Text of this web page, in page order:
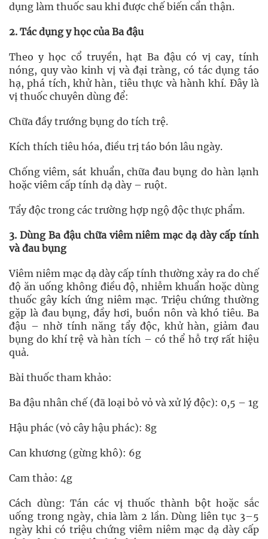
dụng làm thuốc sau khi được chế biến cẩn thận.
2. Tác dụng y học của Ba đậu
Theo y học cổ truyền, hạt Ba đậu có vị cay, tính
nóng, quy vào kinh vị và đại tràng, có tác dụng táo
hạ, phá tích, khử hàn, tiêu thực và hành khí. Đây là
vị thuốc chuyên dùng để:
Chữa đầy trướng bụng do tích trệ.
Kích thích tiêu hóa, điều trị táo bón lâu ngày.
Chống viêm, sát khuẩn, chữa đau bụng do hàn lạnh
hoặc viêm cấp tính dạ dày – ruột.
Tẩy độc trong các trường hợp ngộ độc thực phẩm.
3. Dùng Ba đậu chữa viêm niêm mạc dạ dày cấp tính
và đau bụng
Viêm niêm mạc dạ dày cấp tính thường xảy ra do chế
độ ăn uống không điều độ, nhiễm khuẩn hoặc dùng
thuốc gây kích ứng niêm mạc. Triệu chứng thường
gặp là đau bụng, đầy hơi, buồn nôn và khó tiêu. Ba
đậu – nhờ tính năng tẩy độc, khử hàn, giảm đau
bụng do khí trệ và hàn tích – có thể hỗ trợ rất hiệu
quả.
Bài thuốc tham khảo:
Ba đậu nhân chế (đã loại bỏ vỏ và xử lý độc): 0,5 – 1g
Hậu phác (vỏ cây hậu phác): 8g
Can khương (gừng khô): 6g
Cam thảo: 4g
Cách dùng: Tán các vị thuốc thành bột hoặc sắc
uống trong ngày, chia làm 2 lần. Dùng liên tục 3–5
ngày khi có triệu chứng viêm niêm mạc dạ dày cấp